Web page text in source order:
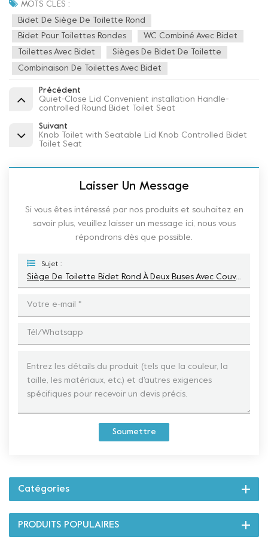
MOTS CLÉS :
Bidet De Siège De Toilette Rond
Bidet Pour Toilettes Rondes
WC Combiné Avec Bidet
Toilettes Avec Bidet Sièges De Bidet De Toilette
Combinaison De Toilettes Avec Bidet
Précédent
Quiet-Close Lid Convenient installation Handle-
controlled Round Bidet Toilet Seat
Suivant
Knob Toilet with Seatable Lid Knob Controlled Bidet
Toilet Seat
Laisser Un Message
Si vous êtes intéressé par nos produits et souhaitez en
savoir plus, veuillez laisser un message ici, nous vous
répondrons dès que possible.
Sujet :
Siège De Toilette Bidet Rond À Deux Buses Avec Couvercle À Fermeture Silencieuse
Soumettre
Catégories
PRODUITS POPULAIRES